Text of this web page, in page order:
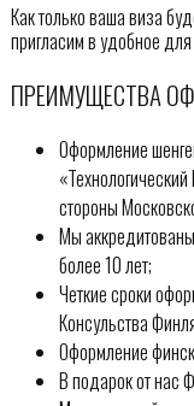
Как только ваша виза
пригласим в удобное
ПРЕИМУЩЕСТВА
Оформление
стороны
Мы
более 10 лет;
Четкие сроки
Консульства
Оформление
В подарок от нас